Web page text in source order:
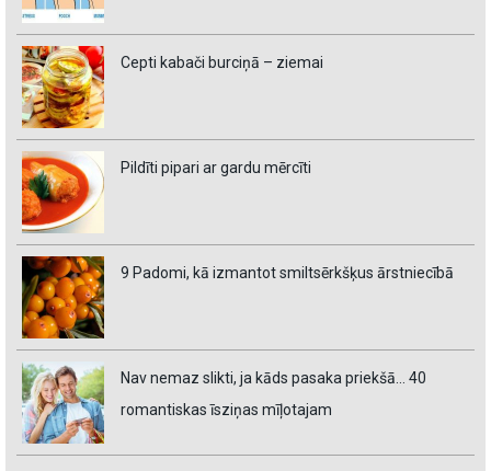
Cepti kabači burciņā – ziemai
Pildīti pipari ar gardu mērcīti
9 Padomi, kā izmantot smiltsērkšķus ārstniecībā
Nav nemaz slikti, ja kāds pasaka priekšā… 40
romantiskas īsziņas mīļotajam